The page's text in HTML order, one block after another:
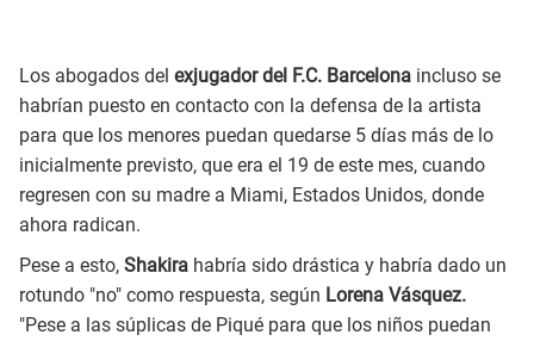
Los abogados del exjugador del F.C. Barcelona incluso se
habrían puesto en contacto con la defensa de la artista
para que los menores puedan quedarse 5 días más de lo
inicialmente previsto, que era el 19 de este mes, cuando
regresen con su madre a Miami, Estados Unidos, donde
ahora radican.
Pese a esto, Shakira habría sido drástica y habría dado un
rotundo "no" como respuesta, según Lorena Vásquez.
"Pese a las súplicas de Piqué para que los niños puedan